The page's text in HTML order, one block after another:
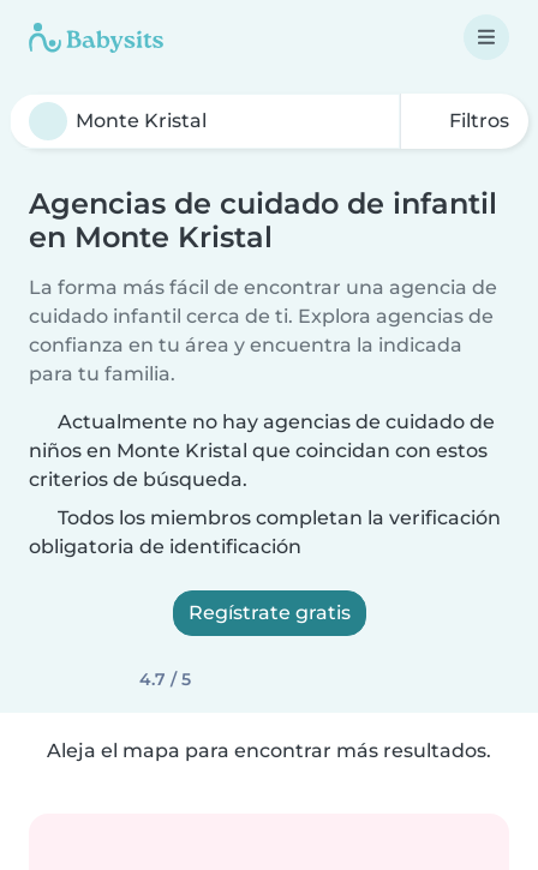
Filtros
Agencias de cuidado de infantil
en Monte Kristal
La forma más fácil de encontrar una agencia de
cuidado infantil cerca de ti. Explora agencias de
confianza en tu área y encuentra la indicada
para tu familia.
Actualmente no hay agencias de cuidado de
niños en Monte Kristal que coincidan con estos
criterios de búsqueda.
Todos los miembros completan la verificación
obligatoria de identificación
Regístrate gratis
4.7 / 5
Aleja el mapa para encontrar más resultados.